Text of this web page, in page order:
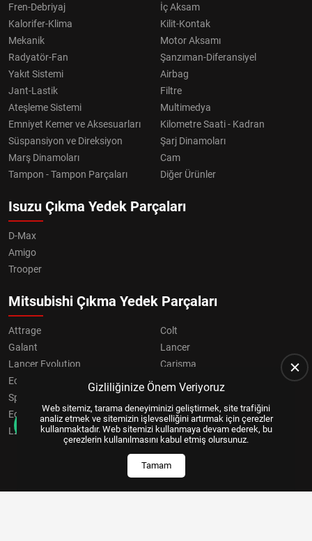
Fren-Debriyaj
İç Aksam
Kalorifer-Klima
Kilit-Kontak
Mekanik
Motor Aksamı
Radyatör-Fan
Şanzıman-Diferansiyel
Yakıt Sistemi
Airbag
Jant-Lastik
Filtre
Ateşleme Sistemi
Multimedya
Emniyet Kemer ve Aksesuarları
Kilometre Saati - Kadran
Süspansiyon ve Direksiyon
Şarj Dinamoları
Marş Dinamoları
Cam
Tampon - Tampon Parçaları
Diğer Ürünler
Isuzu Çıkma Yedek Parçaları
D-Max
Amigo
Trooper
Mitsubishi Çıkma Yedek Parçaları
Attrage
Colt
Galant
Lancer
Lancer Evolution
Carisma
Eclipse
Grandis
Space Star
Eclipse Cross
OUTLANDER
L200
Pajero
Gizliliğinize Önem Veriyoruz
Web sitemiz, tarama deneyiminizi geliştirmek, site trafiğini
analiz etmek ve sitemizin işlevselliğini artırmak için çerezler
kullanmaktadır. Web sitemizi kullanmaya devam ederek, bu
çerezlerin kullanılmasını kabul etmiş olursunuz.
Tamam